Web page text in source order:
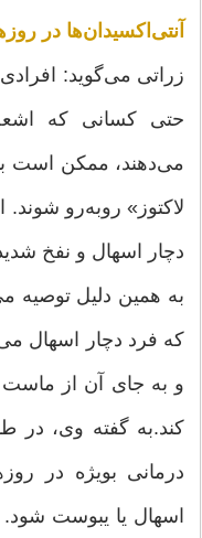
آنتی‌اكسیدان‌ها در
زراتی می‌گوید:
حتی كسانی كه
می‌دهند، ممكن است
لاكتوز» روبه‌رو
دچار اسهال و نفخ
به همین دلیل توصیه
كه فرد دچار اسهال
و به جای آن از ماست
كند.به گفته وی،
درمانی بویژه در
اسهال یا یبوست شود.